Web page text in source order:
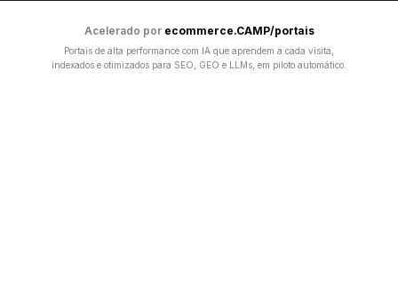
Acelerado por ecommerce.CAMP/portais
Portais de alta performance com IA que aprendem a cada visita,
indexados e otimizados para SEO, GEO e LLMs, em piloto automático.